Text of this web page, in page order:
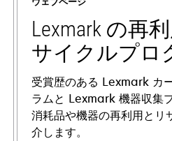
Lexmark の再
サイクルプロ
受賞歴のある Lexmark カ
ラムと Lexmark 機器収集
消耗品や機器の再利用とリ
介します。